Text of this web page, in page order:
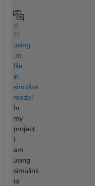
質
using
.m
file
in
simulink
model
In
my
project,
I
am
using
simulink
to